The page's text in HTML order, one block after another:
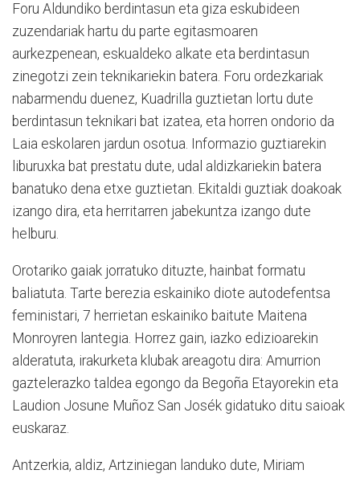
Foru Aldundiko berdintasun eta giza eskubideen
zuzendariak hartu du parte egitasmoaren
aurkezpenean, eskualdeko alkate eta berdintasun
zinegotzi zein teknikariekin batera. Foru ordezkariak
nabarmendu duenez, Kuadrilla guztietan lortu dute
berdintasun teknikari bat izatea, eta horren ondorio da
Laia eskolaren jardun osotua. Informazio guztiarekin
liburuxka bat prestatu dute, udal aldizkariekin batera
banatuko dena etxe guztietan. Ekitaldi guztiak doakoak
izango dira, eta herritarren jabekuntza izango dute
helburu.
Orotariko gaiak jorratuko dituzte, hainbat formatu
baliatuta. Tarte berezia eskainiko diote autodefentsa
feministari, 7 herrietan eskainiko baitute Maitena
Monroyren lantegia. Horrez gain, iazko edizioarekin
alderatuta, irakurketa klubak areagotu dira: Amurrion
gaztelerazko taldea egongo da Begoña Etayorekin eta
Laudion Josune Muñoz San Josék gidatuko ditu saioak
euskaraz.
Antzerkia, aldiz, Artziniegan landuko dute, Miriam